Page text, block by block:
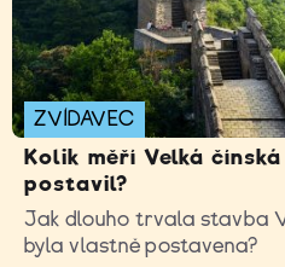
ZVÍDAVEC
Kolik měří Velká
postavil?
Jak dlouho trvala stavba
byla vlastně postavena?